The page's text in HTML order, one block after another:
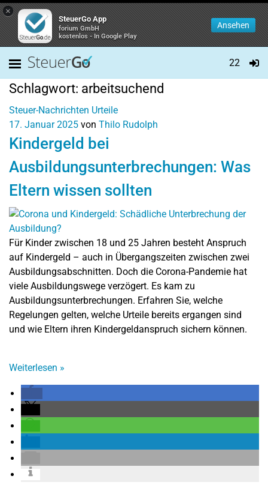
×
SteuerGo App
forium GmbH
kostenlos - In Google Play
Ansehen
22
Schlagwort: arbeitsuchend
Steuer-Nachrichten Urteile
17. Januar 2025 von Thilo Rudolph
Kindergeld bei
Ausbildungsunterbrechungen: Was
Eltern wissen sollten
Für Kinder zwischen 18 und 25 Jahren besteht Anspruch
auf Kindergeld – auch in Übergangszeiten zwischen zwei
Ausbildungsabschnitten. Doch die Corona-Pandemie hat
viele Ausbildungswege verzögert. Es kam zu
Ausbildungsunterbrechungen. Erfahren Sie, welche
Regelungen gelten, welche Urteile bereits ergangen sind
und wie Eltern ihren Kindergeldanspruch sichern können.
Weiterlesen »